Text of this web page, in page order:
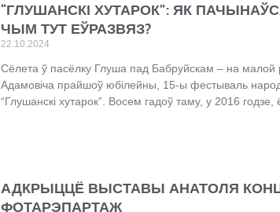
“ГЛУШАНСКІ ХУТАРОК”: ЯК
ЧЫМ ТУТ ЕЎРАЗВЯЗ?
22.10.2024
Сёлета ў пасёлку Глуша пад Бабруйскам – на малой
Адамовіча прайшоў юбілейны, 15-ы фестываль
“Глушанскі хутарок”. Восем гадоў таму, у 2016 годзе,
АДКРЫЦЦЁ ВЫСТАВЫ АНАТОЛЯ
ФОТАРЭПАРТАЖ